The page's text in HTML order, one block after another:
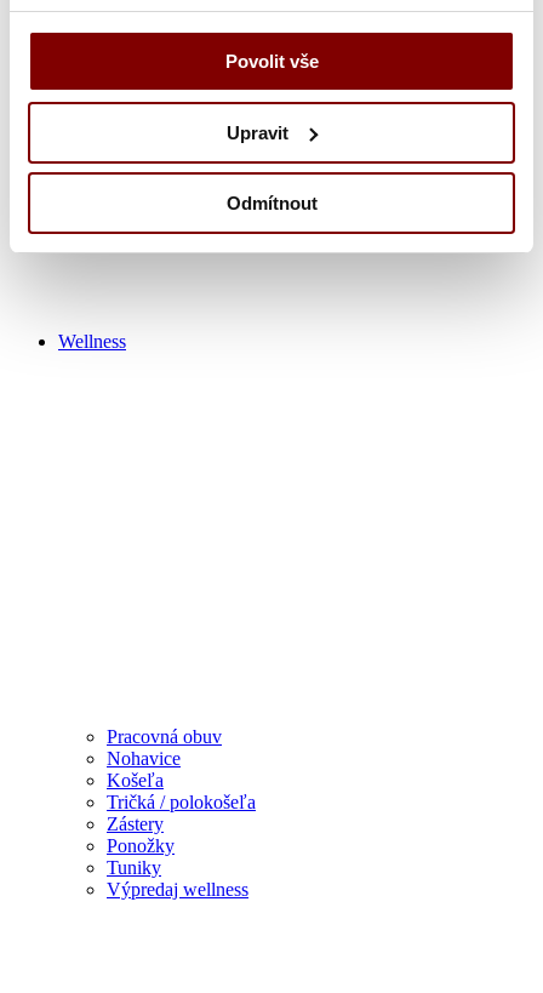
Povolit vše
Upravit
Odmítnout
Tričká / polokošeľa
Zdravotnícke plášťa
Čiapky
Wellness
Pracovná obuv
Nohavice
Košeľa
Tričká / polokošeľa
Zástery
Ponožky
Tuniky
Výpredaj wellness